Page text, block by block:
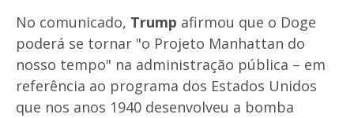
No comunicado, Trump afirmou que o Doge
poderá se tornar "o Projeto Manhattan do
nosso tempo" na administração pública – em
referência ao programa dos Estados Unidos
que nos anos 1940 desenvolveu a bomba